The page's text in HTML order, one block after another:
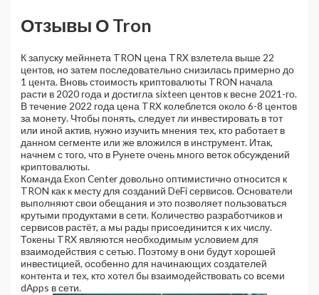
Отзывы О Tron
К запуску мейннета TRON цена TRX взлетела выше 22
центов, но затем последовательно снизилась примерно до
1 цента. Вновь стоимость криптовалюты TRON начала
расти в 2020 года и достигла sixteen центов к весне 2021-го.
В течение 2022 года цена TRX колеблется около 6-8 центов
за монету. Чтобы понять, следует ли инвестировать в тот
или иной актив, нужно изучить мнения тех, кто работает в
данном сегменте или же вложился в инструмент. Итак,
начнем с того, что в Рунете очень много веток обсуждений
криптовалюты.
Команда Exon Center довольно оптимистично относится к
TRON как к месту для созданий DeFi сервисов. Основатели
выполняют свои обещания и это позволяет пользоваться
крутыми продуктами в сети. Количество разработчиков и
сервисов растёт, а мы рады присоединится к их числу.
Токены TRX являются необходимым условием для
взаимодействия с сетью. Поэтому в они будут хорошей
инвестицией, особенно для начинающих создателей
контента и тех, кто хотел бы взаимодействовать со всеми
dApps в сети.